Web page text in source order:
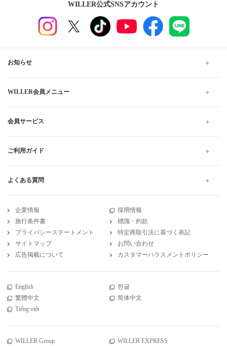
WILLER公式SNSアカウント
お知らせ
WILLER会員メニュー
会員サービス
ご利用ガイド
よくある質問
企業情報
採用情報
旅行条件書
標識・約款
プライバシーステートメント
特定商取引法に基づく表記
サイトマップ
お問い合わせ
広告掲載について
カスタマーハラスメントポリシー
English
한글
繁體中文
简体中文
Tiếng việt
WILLER Group WILLER EXPRESS